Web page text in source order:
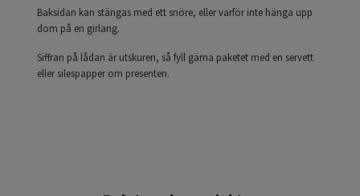
Baksidan kan stängas med ett snöre, eller varför inte hänga upp
dom på en girlang.
Siffran på lådan är utskuren, så fyll gärna paketet med en servett
eller silespapper om presenten.